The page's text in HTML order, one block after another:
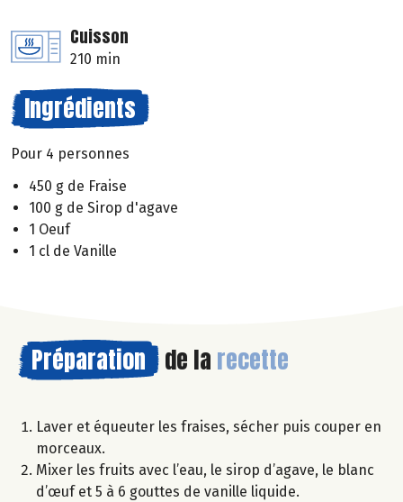
Cuisson
210 min
Ingrédients
Pour 4 personnes
450 g de Fraise
100 g de Sirop d'agave
1 Oeuf
1 cl de Vanille
Préparation de la recette
Laver et équeuter les fraises, sécher puis couper en
morceaux.
Mixer les fruits avec l’eau, le sirop d’agave, le blanc
d’œuf et 5 à 6 gouttes de vanille liquide.